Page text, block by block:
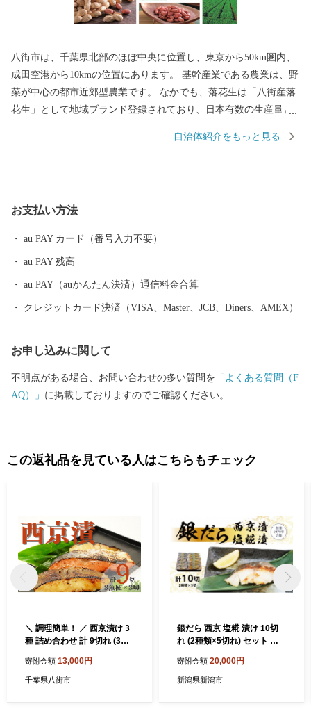
八街市は、千葉県北部のほぼ中央に位置し、東京から50km圏内、
成田空港から10kmの位置にあります。 基幹産業である農業は、野
菜が中心の都市近郊型農業です。 なかでも、落花生は「八街産落
花生」として地域ブランド登録されており、日本有数の生産量と
い安心して暮らせる八街」をめざして、 豊かな自然を守り、便利
自治体紹介をもっと見る
お支払い方法
au PAY カード（番号入力不要）
au PAY 残高
au PAY（auかんたん決済）通信料金合算
クレジットカード決済（VISA、Master、JCB、Diners、AMEX）
お申し込みに関して
不明点がある場合、お問い合わせの多い質問を 「よくある質問（F
AQ）」 に掲載しておりますのでご確認ください。
この返礼品を見ている人はこちらもチェック
＼ 調理簡単！ ／ 西京漬け 3
種 詰め合わせ 計 9切れ (3種×
け魚 西京漬け詰め合わせ セ
ット 魚 魚介類 魚西京漬け
寄附金額 13,000円
千葉県八街市
銀だら 西京 塩糀 漬け 10切
れ (2種類×5切れ) セット 詰
焼き魚 魚 魚介 魚介類 食べ比
べ 簡単 時短 贈り物 贈答用
寄附金額 20,000円
新潟県新潟市